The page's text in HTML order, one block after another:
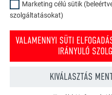
PREFA tető- és homlokzati
Tervezze meg (álmai) házát a
Marketing célú sütik
szolgáltatásokat)
VALAMENNYI SÜTI
IRÁNYULÓ
KIVÁLASZTÁS